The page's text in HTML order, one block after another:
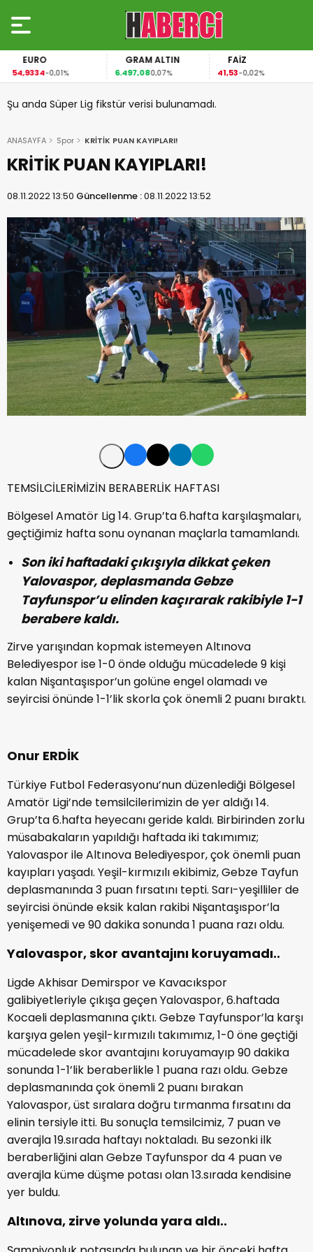
EURO
54,9334-0,01%
GRAM ALTIN
6.497,080,07%
FAİZ
41,53-0,02%
Şu anda Süper Lig fikstür verisi bulunamadı.
ANASAYFA Spor KRİTİK PUAN KAYIPLARI!
KRİTİK PUAN KAYIPLARI!
08.11.2022 13:50 Güncellenme :08.11.2022 13:52
TEMSİLCİLERİMİZİN BERABERLİK HAFTASI
Bölgesel Amatör Lig 14. Grup’ta 6.hafta karşılaşmaları,
geçtiğimiz hafta sonu oynanan maçlarla tamamlandı.
Son iki haftadaki çıkışıyla dikkat çeken
Yalovaspor, deplasmanda Gebze
Tayfunspor’u elinden kaçırarak rakibiyle 1-1
berabere kaldı.
Zirve yarışından kopmak istemeyen Altınova
Belediyespor ise 1-0 önde olduğu mücadelede 9 kişi
kalan Nişantaşıspor’un golüne engel olamadı ve
seyircisi önünde 1-1’lik skorla çok önemli 2 puanı bıraktı.
Onur ERDİK
Türkiye Futbol Federasyonu’nun düzenlediği Bölgesel
Amatör Ligi’nde temsilcilerimizin de yer aldığı 14.
Grup’ta 6.hafta heyecanı geride kaldı. Birbirinden zorlu
müsabakaların yapıldığı haftada iki takımımız;
Yalovaspor ile Altınova Belediyespor, çok önemli puan
kayıpları yaşadı. Yeşil-kırmızılı ekibimiz, Gebze Tayfun
deplasmanında 3 puan fırsatını tepti. Sarı-yeşilliler de
seyircisi önünde eksik kalan rakibi Nişantaşıspor’la
yenişemedi ve 90 dakika sonunda 1 puana razı oldu.
Yalovaspor, skor avantajını koruyamadı..
Ligde Akhisar Demirspor ve Kavacıkspor
galibiyetleriyle çıkışa geçen Yalovaspor, 6.haftada
Kocaeli deplasmanına çıktı. Gebze Tayfunspor’la karşı
karşıya gelen yeşil-kırmızılı takımımız, 1-0 öne geçtiği
mücadelede skor avantajını koruyamayıp 90 dakika
sonunda 1-1’lik beraberlikle 1 puana razı oldu. Gebze
deplasmanında çok önemli 2 puanı bırakan
Yalovaspor, üst sıralara doğru tırmanma fırsatını da
elinin tersiyle itti. Bu sonuçla temsilcimiz, 7 puan ve
averajla 19.sırada haftayı noktaladı. Bu sezonki ilk
beraberliğini alan Gebze Tayfunspor da 4 puan ve
averajla küme düşme potası olan 13.sırada kendisine
yer buldu.
Altınova, zirve yolunda yara aldı..